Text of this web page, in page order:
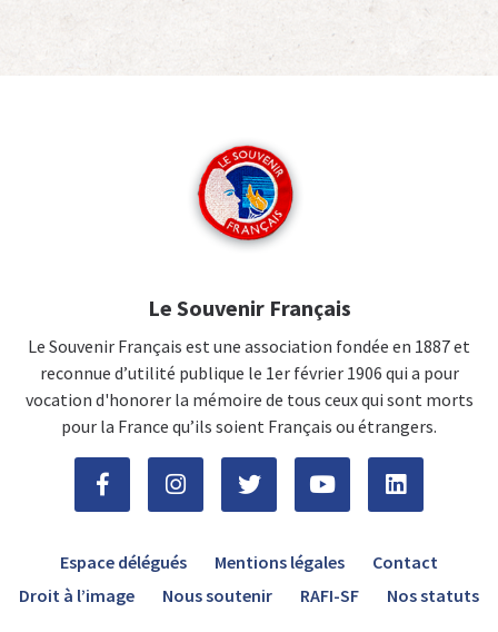
Le Souvenir Français
Le Souvenir Français est une association fondée en 1887 et
reconnue d’utilité publique le 1er février 1906 qui a pour
vocation d'honorer la mémoire de tous ceux qui sont morts
pour la France qu’ils soient Français ou étrangers.
Espace délégués Mentions légales
Contact
Droit à l’image
Nous soutenir RAFI-SF Nos statuts